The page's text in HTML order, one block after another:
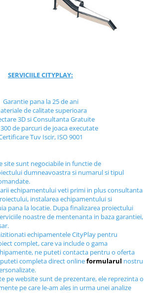
SERVICIILE CITYPLAY:
Garantie pana la 25 de ani
de calitate superioara
3D si Consultanta Gratuite
de parcuri de joaca executate
Tuv Iscir, ISO 9001
site sunt negociabile in functie de
dumneavoastra si numarul si tipul
echipamentului veti primi in plus consultanta
instalarea echipamentului si
pana la locatie. Dupa finalizarea proiectului
noastre de mentenanta in baza garantiei,
echipamentele CityPlay pentru
complet, care va include o gama
ne puteti contacta pentru o oferta
completa direct onlineformularul nostru
pe website sunt de prezentare, ele reprezinta o
pe care le-am ales in urma unei analize